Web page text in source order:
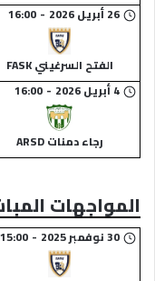
26 أبريل 2026 -
16:00
الفتح السرغيني FASK
4 أبريل 2026 -
16:00
رجاء دمنات ARSD
المواجهات
30 نوفمبر 2025 -
15:00